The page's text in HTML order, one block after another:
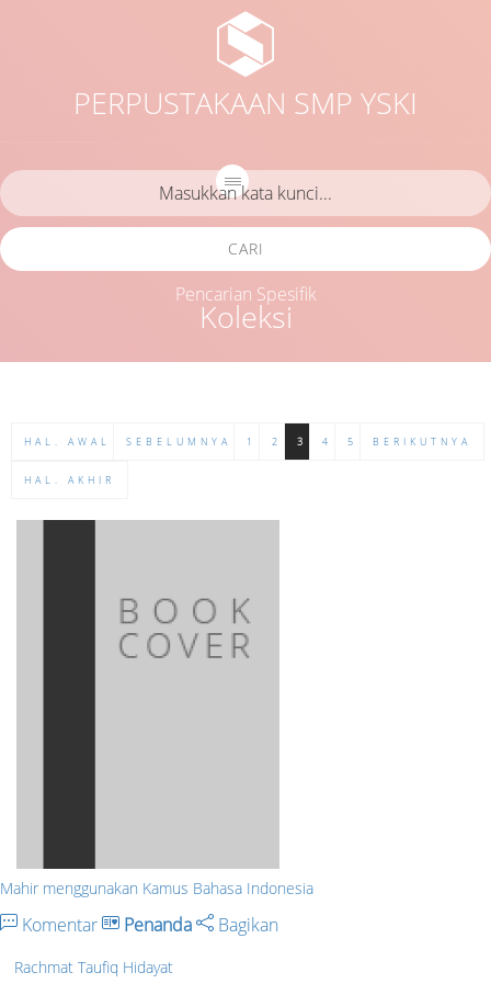
PERPUSTAKAAN SMP YSKI
Koleksi
CARI
Pencarian Spesifik
HAL. AWAL SEBELUMNYA 1 2 3 4 5 BERIKUTNYA
HAL. AKHIR
Mahir menggunakan Kamus Bahasa Indonesia
Komentar Penanda Bagikan
Rachmat Taufiq Hidayat